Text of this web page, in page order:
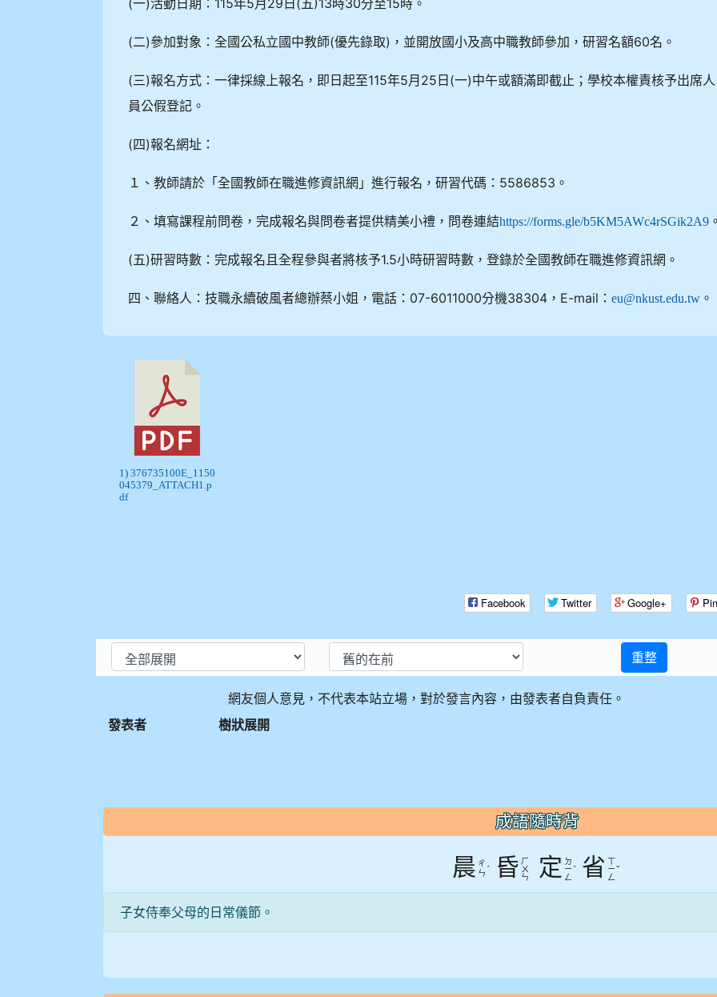
(二)參加對象：全國公私立國中教師(優先錄取)，並開放國小及高中職教師參加，研習名額60名。
(三)報名方式：一律採線上報名，即日起至115年5月25日(一)中午或額滿即截止；學校本權責核予出席人
員公假登記。
(四)報名網址：
１、教師請於「全國教師在職進修資訊網」進行報名，研習代碼：5586853。
２、填寫課程前問卷，完成報名與問卷者提供精美小禮，問卷連結https://forms.gle/b5KM5AWc4rSGik2A9
(五)研習時數：完成報名且全程參與者將核予1.5小時研習時數，登錄於全國教師在職進修資訊網。
四、聯絡人：技職永續破風者總辦蔡小姐，電話：07-6011000分機38304，E-mail：eu@nkust.edu.tw 。
1) 376735100E_1150
045379_ATTACH1.p
df
Facebook Twitter Google+
重整
網友個人意見，不代表本站立場，對於發言內容，由發表者自負責任。
發表者
樹狀展開
::: 成語隨時背
晨 ㄔ
ㄣ ˊ 昏 ㄏ
ㄨ
ㄣ
定 ㄉ
ㄧ
ㄥ
ˋ 省 ㄒ
ㄧ
ㄥ
ˇ
子女侍奉父母的日常儀節。